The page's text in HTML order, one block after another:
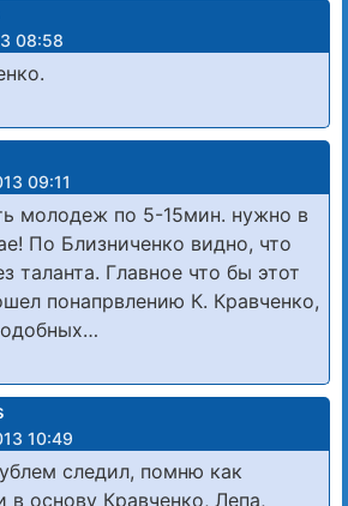
08:58
09:11
молодеж по 5-15мин. нужно в
По Близниченко видно, что
таланта. Главное что бы этот
понапрвлению К. Кравченко,
10:49
следил, помню как
в основу Кравченко, Лепа,